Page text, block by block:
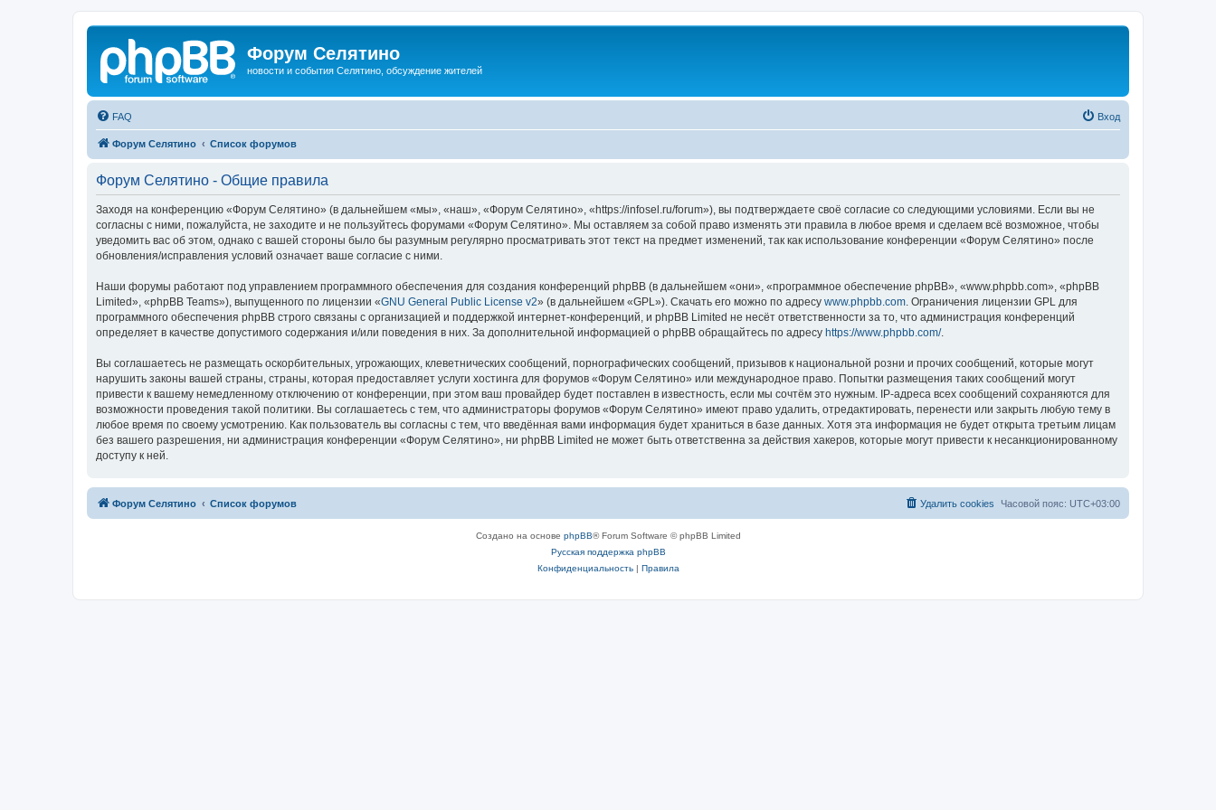
Форум Селятино
новости и события Селятино, обсуждение жителей
FAQ Вход
Форум Селятино Список форумов
Форум Селятино - Общие правила
Заходя на конференцию «Форум Селятино» (в дальнейшем «мы», «наш», «Форум Селятино», «https://infosel.ru/forum»), вы подтверждаете своё согласие со следующими условиями. Если вы не
согласны с ними, пожалуйста, не заходите и не пользуйтесь форумами «Форум Селятино». Мы оставляем за собой право изменять эти правила в любое время и сделаем всё возможное, чтобы
уведомить вас об этом, однако с вашей стороны было бы разумным регулярно просматривать этот текст на предмет изменений, так как использование конференции «Форум Селятино» после
обновления/исправления условий означает ваше согласие с ними.
Наши форумы работают под управлением программного обеспечения для создания конференций phpBB (в дальнейшем «они», «программное обеспечение phpBB», «www.phpbb.com», «phpBB
Limited», «phpBB Teams»), выпущенного по лицензии «GNU General Public License v2» (в дальнейшем «GPL»). Скачать его можно по адресу www.phpbb.com . Ограничения лицензии GPL для
программного обеспечения phpBB строго связаны с организацией и поддержкой интернет-конференций, и phpBB Limited не несёт ответственности за то, что администрация конференций
определяет в качестве допустимого содержания и/или поведения в них. За дополнительной информацией о phpBB обращайтесь по адресу https://www.phpbb.com/.
Вы соглашаетесь не размещать оскорбительных, угрожающих, клеветнических сообщений, порнографических сообщений, призывов к национальной розни и прочих сообщений, которые могут
нарушить законы вашей страны, страны, которая предоставляет услуги хостинга для форумов «Форум Селятино» или международное право. Попытки размещения таких сообщений могут
привести к вашему немедленному отключению от конференции, при этом ваш провайдер будет поставлен в известность, если мы сочтём это нужным. IP-адреса всех сообщений сохраняются для
возможности проведения такой политики. Вы соглашаетесь с тем, что администраторы форумов «Форум Селятино» имеют право удалить, отредактировать, перенести или закрыть любую тему в
любое время по своему усмотрению. Как пользователь вы согласны с тем, что введённая вами информация будет храниться в базе данных. Хотя эта информация не будет открыта третьим лицам
без вашего разрешения, ни администрация конференции «Форум Селятино», ни phpBB Limited не может быть ответственна за действия хакеров, которые могут привести к несанкционированному
доступу к ней.
Форум Селятино Список форумов Часовой пояс: UTC+03:00
Удалить cookies
Создано на основе phpBB® Forum Software © phpBB Limited
Русская поддержка phpBB
Конфиденциальность| Правила